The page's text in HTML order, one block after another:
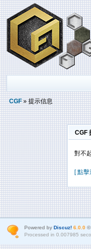
CGF» 提示信息
CGF
對不
[ 點
Powered byDiscuz! 6.0.0 ©
Processed in 0.007985